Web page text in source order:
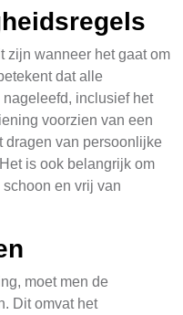
zijn wanneer het gaat om
dat alle
inclusief het
voorzien van een
dragen van persoonlijke
is ook belangrijk om
en vrij van
moet men de
Dit omvat het